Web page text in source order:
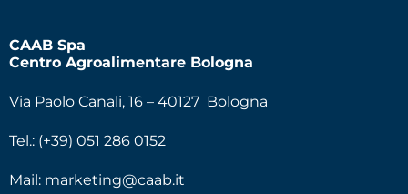
CAAB Spa
Centro Agroalimentare Bologna
Via Paolo Canali, 16 – 40127 Bologna
Tel.: (+39) 051 286 0152
Mail: marketing@caab.it